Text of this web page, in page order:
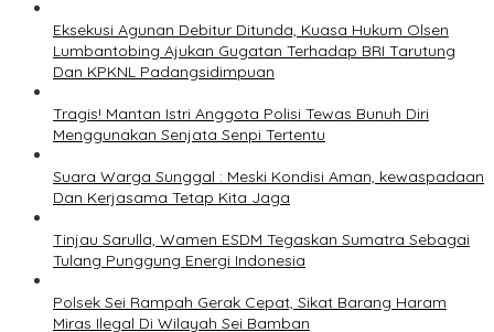
Eksekusi Agunan Debitur Ditunda, Kuasa Hukum Olsen
Lumbantobing Ajukan Gugatan Terhadap BRI Tarutung
Dan KPKNL Padangsidimpuan
Tragis! Mantan Istri Anggota Polisi Tewas Bunuh Diri
Menggunakan Senjata Senpi Tertentu
Suara Warga Sunggal : Meski Kondisi Aman, kewaspadaan
Dan Kerjasama Tetap Kita Jaga
Tinjau Sarulla, Wamen ESDM Tegaskan Sumatra Sebagai
Tulang Punggung Energi Indonesia
Polsek Sei Rampah Gerak Cepat, Sikat Barang Haram
Miras Ilegal Di Wilayah Sei Bamban